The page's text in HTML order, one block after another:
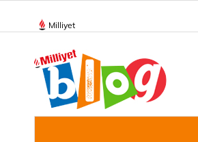
Milliyet